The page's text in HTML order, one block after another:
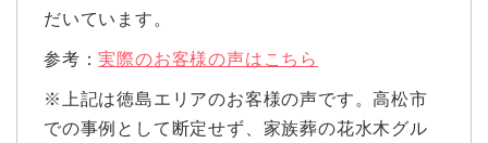
だいています。
参考：実際のお客様の声はこちら
※上記は徳島エリアのお客様の声です。高松市
での事例として断定せず、家族葬の花水木グル